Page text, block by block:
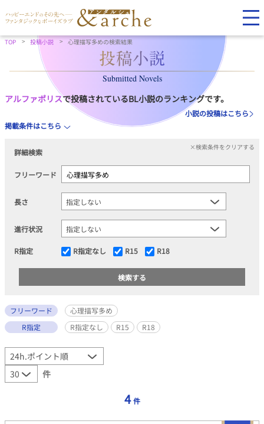
TOP 投稿小説 心理描写多めの検索結果
Submitted Novels
アルファポリスで投稿されているBL小説のランキングです。
小説の投稿はこちら
掲載条件はこちら
詳細検索
×検索条件をクリアする
フリーワード
長さ
進行状況
R指定 R指定なし R15 R18
フリーワード
心理描写多め
R指定
R指定なし R15 R18
件
4 件